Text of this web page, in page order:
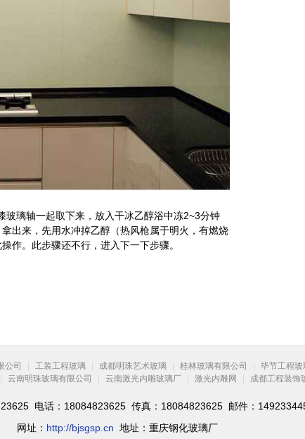
璃轴一起取下来，放入干冰乙醇浴中冻2~3分钟
出来，先用水冲掉乙醇（热风枪属于明火，有燃烧
作。此步骤还不行，进入下一下步骤。
公司 | 工装工程玻璃 | 成都明珠艺术玻璃 | 桂林玻璃有限公司 | 毕节工程玻
| 云南明珠玻璃有限公司 | 云南激光内雕玻璃厂 | 激光内雕网 | 成都工程装饰
电话：18084823625 传真：18084823625 邮件：
网址： http://bjsgsp.cn 地址：重庆钢化玻璃厂